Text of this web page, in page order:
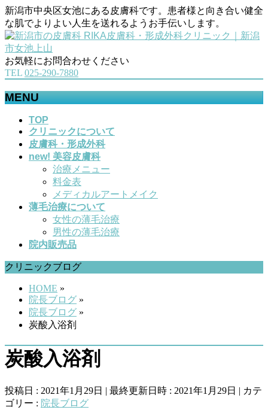
新潟市中央区女池にある皮膚科です。患者様と向き合い健全
な肌でよりよい人生を送れるようお手伝いします。
お気軽にお問合わせください
TEL 025-290-7880
MENU
TOP
クリニックについて
皮膚科・形成外科
new! 美容皮膚科
治療メニュー
料金表
メディカルアートメイク
薄毛治療について
女性の薄毛治療
男性の薄毛治療
院内販売品
クリニックブログ
HOME »
院長ブログ »
院長ブログ »
炭酸入浴剤
炭酸入浴剤
投稿日 : 2021年1月29日 最終更新日時 : 2021年1月29日
カテ
ゴリー : 院長ブログ